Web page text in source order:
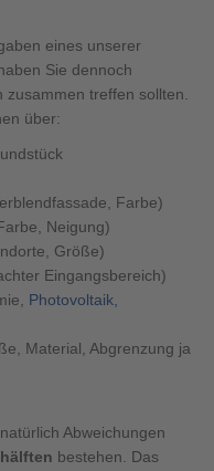
eines unserer
Sie dennoch
zusammen treffen sollten.
über:
Farbe)
Neigung)
Größe)
Eingangsbereich)
Photovoltaik,
Material, Abgrenzung ja
Abweichungen
bestehen. Das